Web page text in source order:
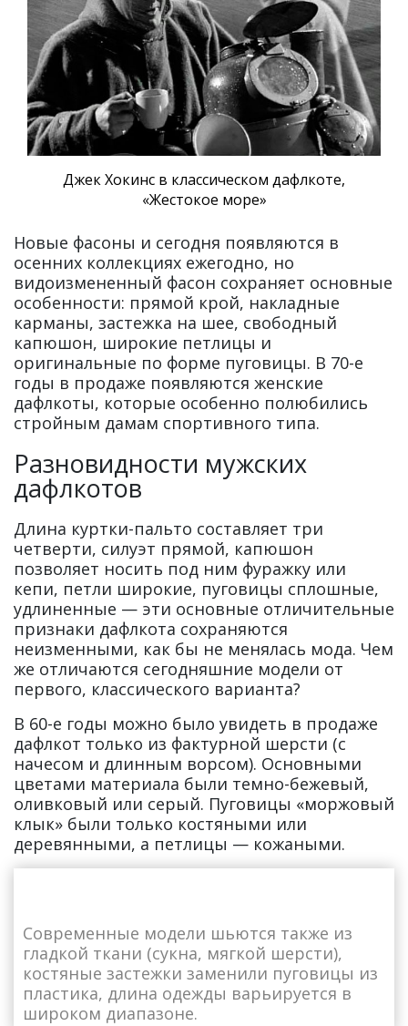
Джек Хокинс в классическом дафлкоте,
«Жестокое море»
Новые фасоны и сегодня появляются в
осенних коллекциях ежегодно, но
видоизмененный фасон сохраняет основные
особенности: прямой крой, накладные
карманы, застежка на шее, свободный
капюшон, широкие петлицы и
оригинальные по форме пуговицы. В 70-е
годы в продаже появляются женские
дафлкоты, которые особенно полюбились
стройным дамам спортивного типа.
Разновидности мужских
дафлкотов
Длина куртки-пальто составляет три
четверти, силуэт прямой, капюшон
позволяет носить под ним фуражку или
кепи, петли широкие, пуговицы сплошные,
удлиненные — эти основные отличительные
признаки дафлкота сохраняются
неизменными, как бы не менялась мода. Чем
же отличаются сегодняшние модели от
первого, классического варианта?
В 60-е годы можно было увидеть в продаже
дафлкот только из фактурной шерсти (с
начесом и длинным ворсом). Основными
цветами материала были темно-бежевый,
оливковый или серый. Пуговицы «моржовый
клык» были только костяными или
деревянными, а петлицы — кожаными.
Современные модели шьются также из
гладкой ткани (сукна, мягкой шерсти),
костяные застежки заменили пуговицы из
пластика, длина одежды варьируется в
широком диапазоне.